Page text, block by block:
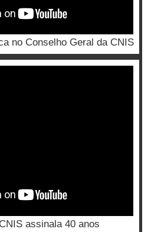
no Conselho Geral da CNIS
assinala 40 anos